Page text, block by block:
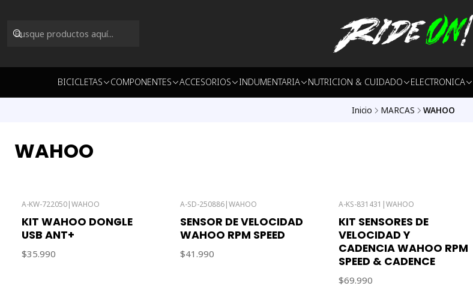
BICICLETAS COMPONENTES ACCESORIOS INDUMENTARIA NUTRICION & CUIDADO ELECTRONICA
Inicio MARCAS WAHOO
WAHOO
A-KW-722050|WAHOO
KIT WAHOO DONGLE
USB ANT+
$35.990
A-SD-250886|WAHOO
SENSOR DE VELOCIDAD
WAHOO RPM SPEED
$41.990
A-KS-831431 |WAHOO
KIT SENSORES DE
VELOCIDAD Y
CADENCIA WAHOO RPM
SPEED & CADENCE
$69.990